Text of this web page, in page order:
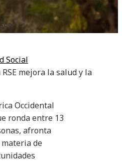
58
Social
mejora la salud y la
Occidental
ronda entre 13
afronta
de